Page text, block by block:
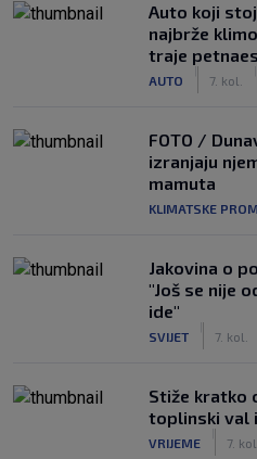
Auto koji
najbrže
traje
AUTO 7. kol.
FOTO /
izranjaju
mamuta
KLIMATSKE
Jakovina o
"Još se nije
ide"
SVIJET 7. kol.
Stiže kratko
toplinski val
VRIJEME 7. kol.